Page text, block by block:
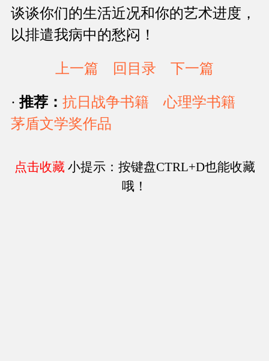
谈谈你们的生活近况和你的艺术进度，
以排遣我病中的愁闷！
上一篇 回目录 下一篇
· 推荐： 抗日战争书籍
心理学书籍
茅盾文学奖作品
点击收藏 小提示：按键盘CTRL+D也能收藏
哦！